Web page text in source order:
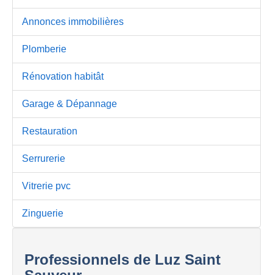
Annonces immobilières
Plomberie
Rénovation habitât
Garage & Dépannage
Restauration
Serrurerie
Vitrerie pvc
Zinguerie
Professionnels de Luz Saint